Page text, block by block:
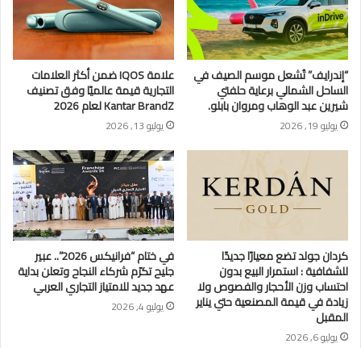
“إندرايف” تُشعل موسم الصيف في
الساحل الشمالي برعاية حلفتي
شيرين عبد الوهاب ومروان بابلو.
يوليو 19, 2026
علامة IQOS ضمن أكثر العلامات
التجارية قيمة عالميًا وفق تصنيف
Kantar BrandZ لعام 2026
يوليو 13, 2026
كردان جولد تضع معيارًا جديدًا
للشفافية : استمرار البيع بدون
احتساب وزن الأحجار والفصوص ولا
زيادة في قيمة المصنعية حتي يناير
المقبل
يوليو 6, 2026
في ختام “فرانيكس 2026”.. عبير
جليح تكرّم شركاء النجاح وتعلن بداية
عهد جديد للامتياز التجاري العربي
يوليو 4, 2026